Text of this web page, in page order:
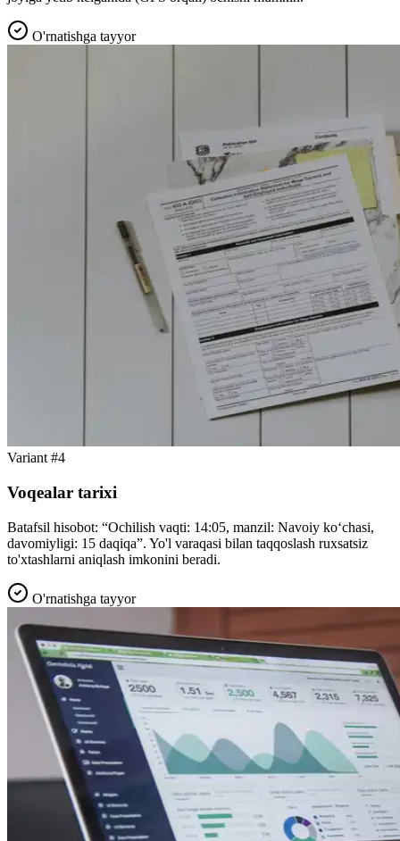
O'rnatishga tayyor
Variant #4
Voqealar tarixi
Batafsil hisobot: “Ochilish vaqti: 14:05, manzil: Navoiy ko‘chasi,
davomiyligi: 15 daqiqa”. Yo'l varaqasi bilan taqqoslash ruxsatsiz
to'xtashlarni aniqlash imkonini beradi.
O'rnatishga tayyor